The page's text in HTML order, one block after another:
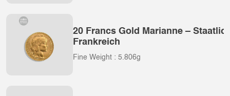
20 Francs Gold Marianne –
Frankreich
Fine Weight : 5.806g